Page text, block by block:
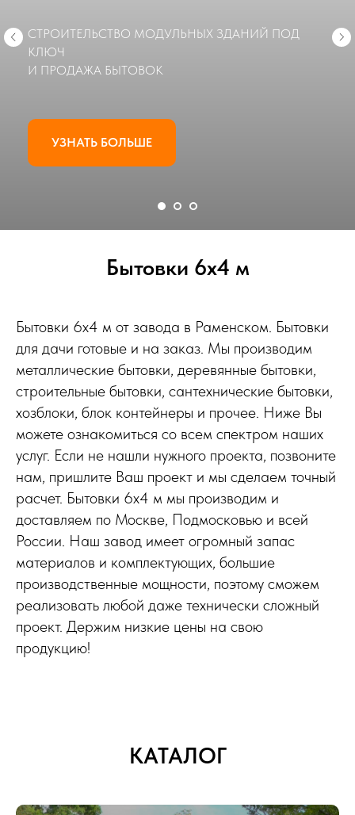
СТРОИТЕЛЬСТВО МОДУЛЬНЫХ ЗДАНИЙ ПОД
КЛЮЧ
И ПРОДАЖА БЫТОВОК
УЗНАТЬ БОЛЬШЕ
Бытовки 6х4 м
Бытовки 6х4 м от завода в Раменском. Бытовки
для дачи готовые и на заказ. Мы производим
металлические бытовки, деревянные бытовки,
строительные бытовки, сантехнические бытовки,
хозблоки, блок контейнеры и прочее. Ниже Вы
можете ознакомиться со всем спектром наших
услуг. Если не нашли нужного проекта, позвоните
нам, пришлите Ваш проект и мы сделаем точный
расчет. Бытовки 6х4 м мы производим и
доставляем по Москве, Подмосковью и всей
России. Наш завод имеет огромный запас
материалов и комплектующих, большие
производственные мощности, поэтому сможем
реализовать любой даже технически сложный
проект. Держим низкие цены на свою
продукцию!
КАТАЛОГ